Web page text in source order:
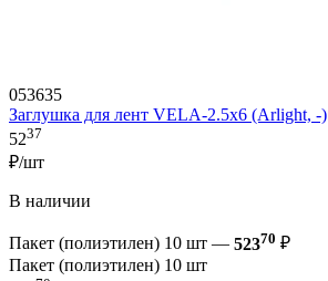
053635
Заглушка для лент VELA-2.5x6 (Arlight, -)
5237
₽/шт
В наличии
Пакет (полиэтилен) 10 шт — 52370 ₽
Пакет (полиэтилен) 10 шт